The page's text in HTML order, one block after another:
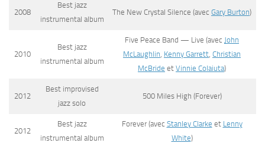
2008
Best jazz
instrumental album
The New Crystal Silence (avec Gary Burton)
2010
Best jazz
instrumental album
Five Peace Band — Live (avec John
McLaughlin, Kenny Garrett, Christian
McBride et Vinnie Colaiuta)
2012
Best improvised
jazz solo
500 Miles High (Forever)
2012
Best jazz
instrumental album
Forever(avec Stanley Clarke et Lenny
White)